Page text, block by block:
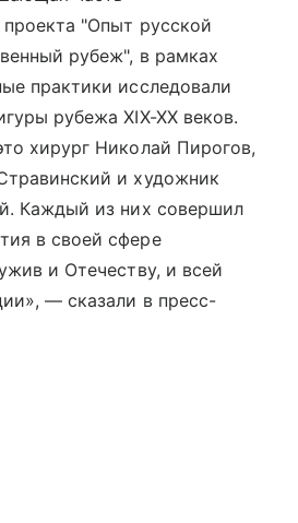
проекта "Опыт русской
рубеж", в рамках
практики исследовали
рубежа XIX-XX веков.
хирург Николай Пирогов,
и художник
Каждый из них совершил
в своей сфере
и Отечеству, и всей
— сказали в пресс-